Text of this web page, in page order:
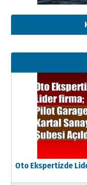
Oto Ekspertizde